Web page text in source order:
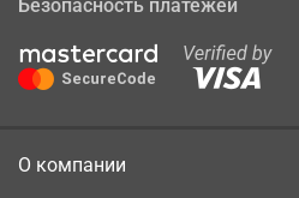
Безопасность платежей
О компании